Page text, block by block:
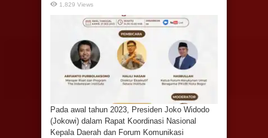
1,829 Views
Pada awal tahun 2023, Presiden Joko Widodo
(Jokowi) dalam Rapat Koordinasi Nasional
Kepala Daerah dan Forum Komunikasi